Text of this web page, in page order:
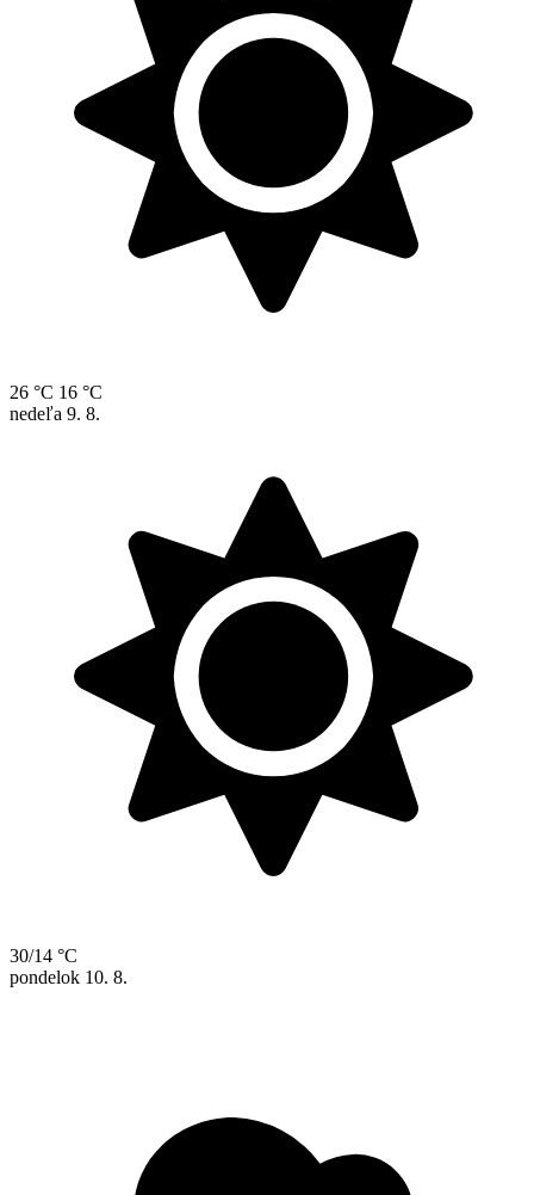
26 °C 16 °C
nedeľa 9. 8.
30/14 °C
pondelok 10. 8.